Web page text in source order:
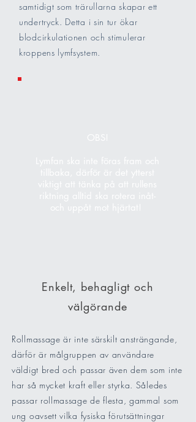
samtidigt som trärullarna skapar ett
undertryck. Detta i sin tur ökar
blodcirkulationen och stimulerar
kroppens lymfsystem.
Enkelt, behagligt och
välgörande
Rollmassage är inte särskilt ansträngande,
därför är målgruppen av användare
väldigt bred och passar även dem som inte
har så mycket kraft eller styrka. Således
passar rollmassage de flesta, gammal som
ung oavsett vilka fysiska förutsättningar